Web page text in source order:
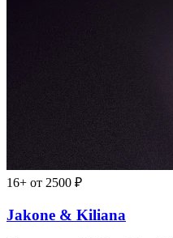
16+ от 2500 ₽
Jakone & Kiliana